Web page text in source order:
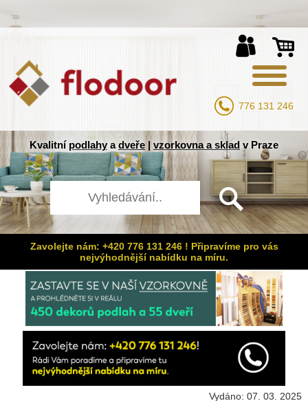
776 131 246
Kvalitní podlahyadveře| vzorkovna a sklad v Praze
Zavolejte nám: +420 776 131 246 ! Připravíme pro vás
nejvýhodnější nabídku na míru.
Vydáno: 07. 03. 2025